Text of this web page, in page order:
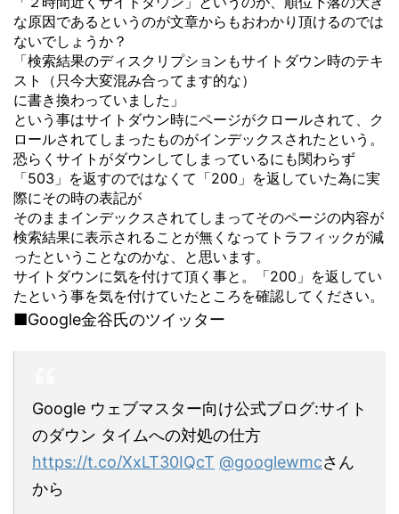
な原因であるというのが文章からもおわかり頂けるのでは
ないでしょうか？
「検索結果のディスクリプションもサイトダウン時のテキ
スト（只今大変混み合ってます的な）
に書き換わっていました」
という事はサイトダウン時にページがクロールされて、ク
ロールされてしまったものがインデックスされたという。
恐らくサイトがダウンしてしまっているにも関わらず
「503」を返すのではなくて「200」を返していた為に実
際にその時の表記が
そのままインデックスされてしまってそのページの内容が
検索結果に表示されることが無くなってトラフィックが減
ったということなのかな、と思います。
サイトダウンに気を付けて頂く事と。「200」を返してい
たという事を気を付けていたところを確認してください。
■Google金谷氏のツイッター
Google ウェブマスター向け公式ブログ:サイト
のダウン タイムへの対処の仕方
https://t.co/XxLT30IQcT @googlewmcさん
から